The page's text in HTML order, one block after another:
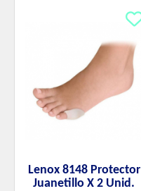
Lenox 8148 Protector
Juanetillo X 2 Unid.